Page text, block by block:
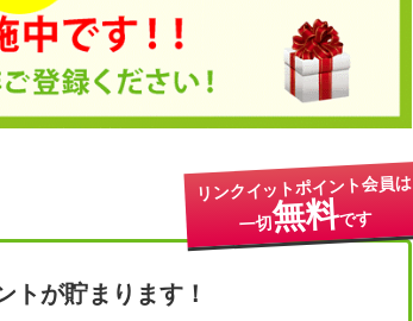
リンクイットポイント会員は
一切無料です
トが貯まります！